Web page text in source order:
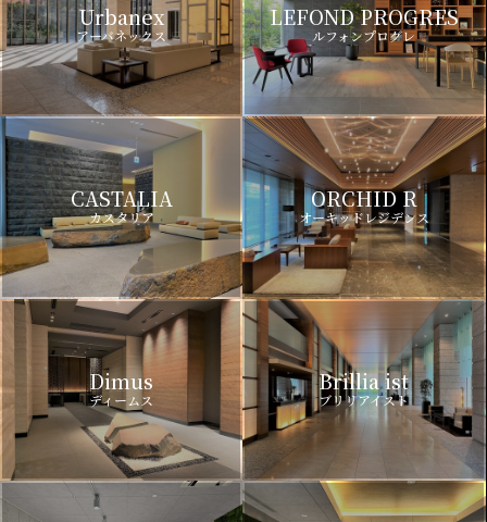
Urbanex
アーバネックス
LEFOND PROGRES
ルフォンプログレ
CASTALIA
カスタリア
ORCHID R
オーキッドレジデンス
Dimus
ディームス
Brillia ist
ブリリアイスト